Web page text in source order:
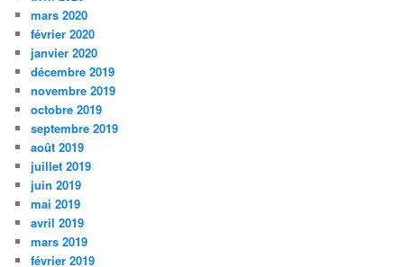
mars 2020
février 2020
janvier 2020
décembre 2019
novembre 2019
octobre 2019
septembre 2019
août 2019
juillet 2019
juin 2019
mai 2019
avril 2019
mars 2019
février 2019